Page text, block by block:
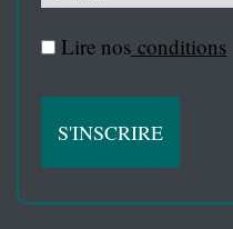
Lire nos conditions